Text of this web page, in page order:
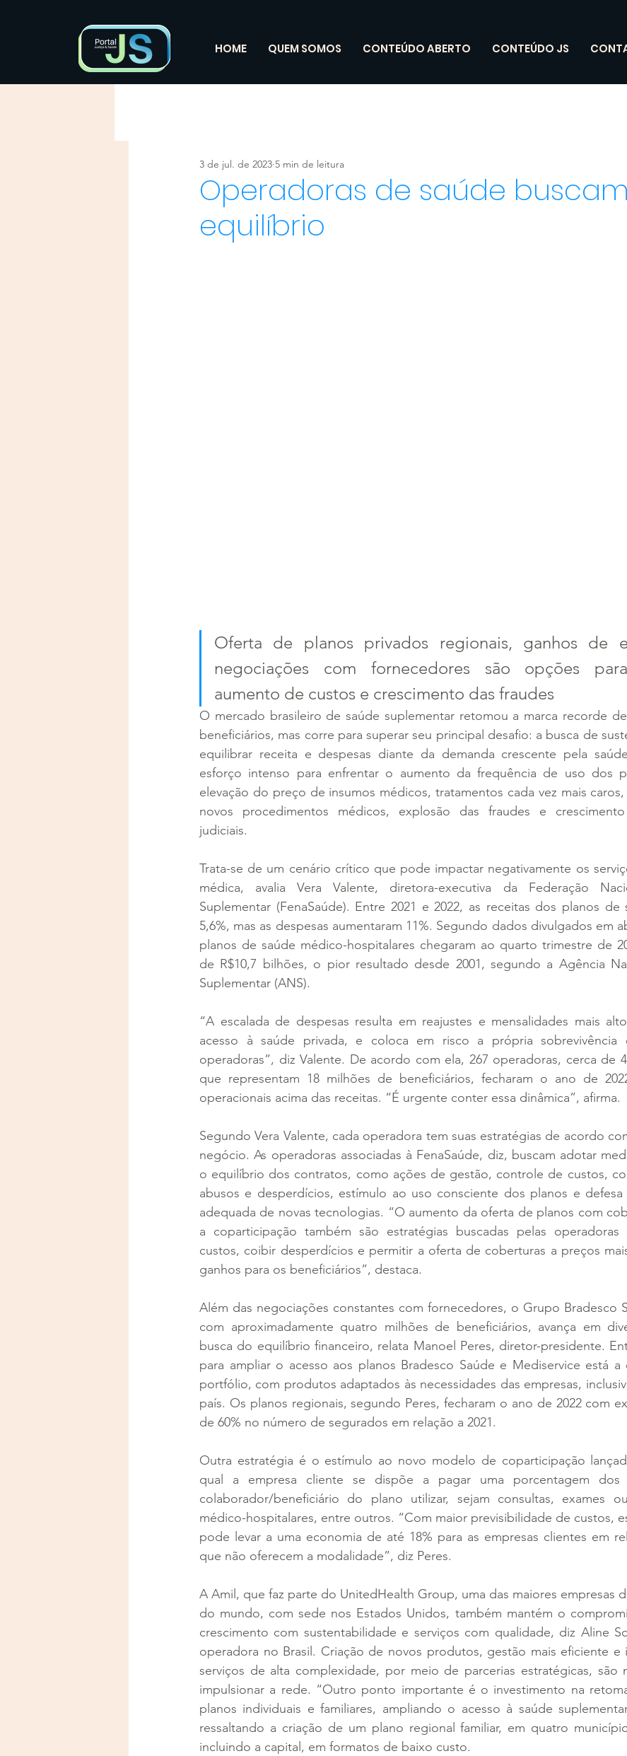
HOME QUEM SOMOS CONTEÚDO ABERTO CONTEÚDO JS
Operadoras de saúde buscam
equilíbrio
3 de jul. de 2023 5 min de leitura
Oferta de planos privados regionais, ganhos de
negociações com fornecedores são opções
aumento de custos e crescimento das fraudes
O mercado brasileiro de saúde suplementar retomou a marca recorde
beneficiários, mas corre para superar seu principal desafio: a busca de
equilibrar receita e despesas diante da demanda crescente pela
esforço intenso para enfrentar o aumento da frequência de uso dos
elevação do preço de insumos médicos, tratamentos cada vez mais
novos procedimentos médicos, explosão das fraudes e
judiciais.
Trata-se de um cenário crítico que pode impactar negativamente os
médica, avalia Vera Valente, diretora-executiva da Federação
Suplementar (FenaSaúde). Entre 2021 e 2022, as receitas dos planos de
5,6%, mas as despesas aumentaram 11%. Segundo dados divulgados em
planos de saúde médico-hospitalares chegaram ao quarto trimestre de
de R$10,7 bilhões, o pior resultado desde 2001, segundo a Agência
Suplementar (ANS).
“A escalada de despesas resulta em reajustes e mensalidades mais
acesso à saúde privada, e coloca em risco a própria sobrevivência
operadoras”, diz Valente. De acordo com ela, 267 operadoras, cerca de
que representam 18 milhões de beneficiários, fecharam o ano de
operacionais acima das receitas. “É urgente conter essa dinâmica”, afirma.
Segundo Vera Valente, cada operadora tem suas estratégias de acordo
negócio. As operadoras associadas à FenaSaúde, diz, buscam adotar
o equilíbrio dos contratos, como ações de gestão, controle de custos,
abusos e desperdícios, estímulo ao uso consciente dos planos e
adequada de novas tecnologias. “O aumento da oferta de planos com
a coparticipação também são estratégias buscadas pelas operadoras
custos, coibir desperdícios e permitir a oferta de coberturas a preços
ganhos para os beneficiários”, destaca.
Além das negociações constantes com fornecedores, o Grupo Bradesco
com aproximadamente quatro milhões de beneficiários, avança em
busca do equilíbrio financeiro, relata Manoel Peres, diretor-presidente.
para ampliar o acesso aos planos Bradesco Saúde e Mediservice está a
portfólio, com produtos adaptados às necessidades das empresas,
país. Os planos regionais, segundo Peres, fecharam o ano de 2022 com
de 60% no número de segurados em relação a 2021.
Outra estratégia é o estímulo ao novo modelo de coparticipação
qual a empresa cliente se dispõe a pagar uma porcentagem
colaborador/beneficiário do plano utilizar, sejam consultas, exames
médico-hospitalares, entre outros. “Com maior previsibilidade de custos,
pode levar a uma economia de até 18% para as empresas clientes em
que não oferecem a modalidade”, diz Peres.
A Amil, que faz parte do UnitedHealth Group, uma das maiores empresas
do mundo, com sede nos Estados Unidos, também mantém o
crescimento com sustentabilidade e serviços com qualidade, diz Aline
operadora no Brasil. Criação de novos produtos, gestão mais eficiente e
serviços de alta complexidade, por meio de parcerias estratégicas, são
impulsionar a rede. “Outro ponto importante é o investimento na
planos individuais e familiares, ampliando o acesso à saúde
ressaltando a criação de um plano regional familiar, em quatro
incluindo a capital, em formatos de baixo custo.